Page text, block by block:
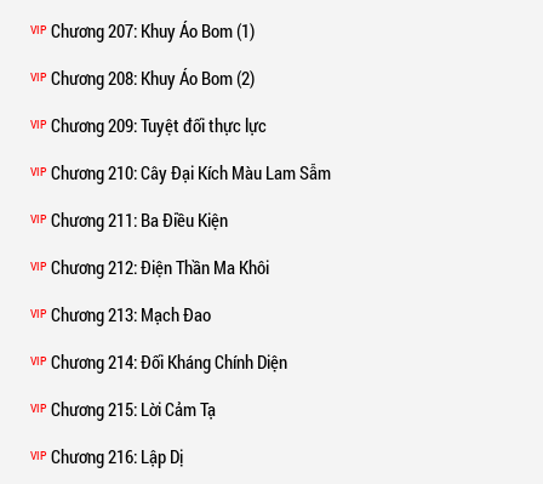
VIP Chương 207: Khuy Áo Bom (1)
VIP Chương 208: Khuy Áo Bom (2)
VIP Chương 209: Tuyệt đối thực lực
VIP Chương 210: Cây Đại Kích Màu Lam Sẫm
VIP Chương 211: Ba Điều Kiện
VIP Chương 212: Điện Thần Ma Khôi
VIP Chương 213: Mạch Đao
VIP Chương 214: Đối Kháng Chính Diện
VIP Chương 215: Lời Cảm Tạ
VIP Chương 216: Lập Dị